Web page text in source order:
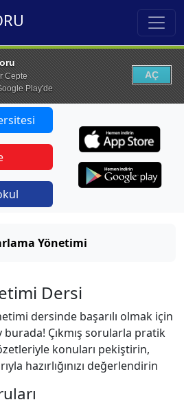
Cepte
Play'de
AÇ
Yönetimi
Dersi
dersinde başarılı olmak için
burada! Çıkmış sorularla pratik
konuları pekiştirin,
hazırlığınızı değerlendirin